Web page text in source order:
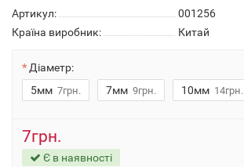
Артикул:
001256
Країна виробник:
Китай
Діаметр:
5мм 7грн. 7мм 9грн. 10мм 14грн.
7грн.
Є в наявності